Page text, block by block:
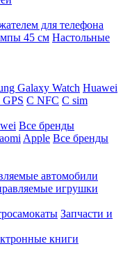
для телефона
45 см Настольные
Galaxy Watch Huawei
GPS C NFC C sim
Все бренды
Apple Все бренды
автомобили
игрушки
Запчасти и
книги